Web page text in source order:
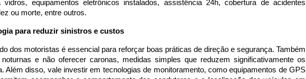
equipamentos eletrônicos instalados, assistência 24h, cobertura de acidentes
ou morte, entre outros.
para reduzir sinistros e custos
dos motoristas é essencial para reforçar boas práticas de direção e segurança. Também
e não oferecer caronas, medidas simples que reduzem significativamente os
Além disso, vale investir em tecnologias de monitoramento, como equipamentos de GPS